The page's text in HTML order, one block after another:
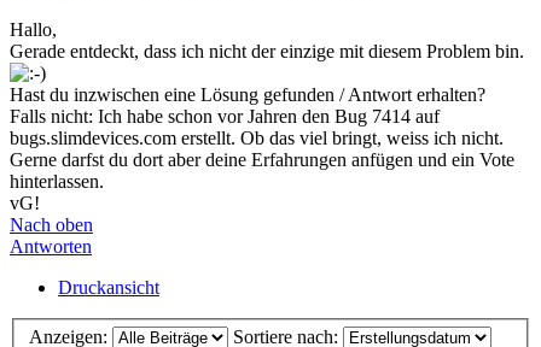
Hallo,
Gerade entdeckt, dass ich nicht der einzige mit diesem Problem bin.
Hast du inzwischen eine Lösung gefunden / Antwort erhalten?
Falls nicht: Ich habe schon vor Jahren den Bug 7414 auf
bugs.slimdevices.com erstellt. Ob das viel bringt, weiss ich nicht.
Gerne darfst du dort aber deine Erfahrungen anfügen und ein Vote
hinterlassen.
vG!
Nach oben
Antworten
Druckansicht
Anzeigen:
Sortiere nach: